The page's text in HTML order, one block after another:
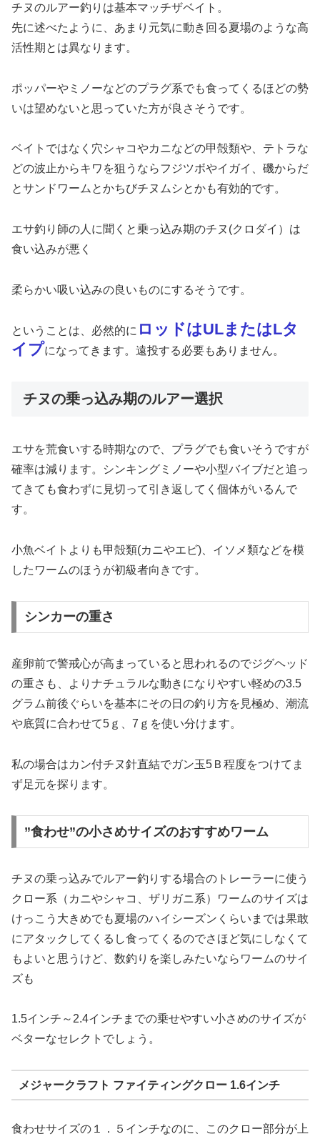
チヌのルアー釣りは基本マッチザベイト。
先に述べたように、あまり元気に動き回る夏場のような高
活性期とは異なります。
ポッパーやミノーなどのプラグ系でも食ってくるほどの勢
いは望めないと思っていた方が良さそうです。
ベイトではなく穴シャコやカニなどの甲殻類や、テトラな
どの波止からキワを狙うならフジツボやイガイ、磯からだ
とサンドワームとかちびチヌムシとかも有効的です。
エサ釣り師の人に聞くと乗っ込み期のチヌ(クロダイ）は
食い込みが悪く
柔らかい吸い込みの良いものにするそうです。
ということは、必然的に ロッドはULまたはLタ
イプになってきます。遠投する必要もありません。
チヌの乗っ込み期のルアー選択
エサを荒食いする時期なので、プラグでも食いそうですが
確率は減ります。シンキングミノーや小型バイブだと追っ
てきても食わずに見切って引き返してく個体がいるんで
す。
小魚ベイトよりも甲殻類(カニやエビ)、イソメ類などを模
したワームのほうが初級者向きです。
シンカーの重さ
産卵前で警戒心が高まっていると思われるのでジグヘッド
の重さも、よりナチュラルな動きになりやすい軽めの3.5
グラム前後ぐらいを基本にその日の釣り方を見極め、潮流
や底質に合わせて5ｇ、7ｇを使い分けます。
私の場合はカン付チヌ針直結でガン玉5Ｂ程度をつけてま
ず足元を探ります。
”食わせ”の小さめサイズのおすすめワーム
チヌの乗っ込みでルアー釣りする場合のトレーラーに使う
クロー系（カニやシャコ、ザリガニ系）ワームのサイズは
けっこう大きめでも夏場のハイシーズンくらいまでは果敢
にアタックしてくるし食ってくるのでさほど気にしなくて
もよいと思うけど、数釣りを楽しみたいならワームのサイ
ズも
1.5インチ～2.4インチまでの乗せやすい小さめのサイズが
ベターなセレクトでしょう。
メジャークラフト ファイティングクロー 1.6インチ
食わせサイズの１．５インチなのに、このクロー部分が上